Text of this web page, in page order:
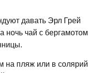
давать Эрл Грей
ночь чай с бергамотом
на пляж или в солярий